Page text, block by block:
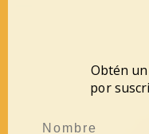
Obtén un
por